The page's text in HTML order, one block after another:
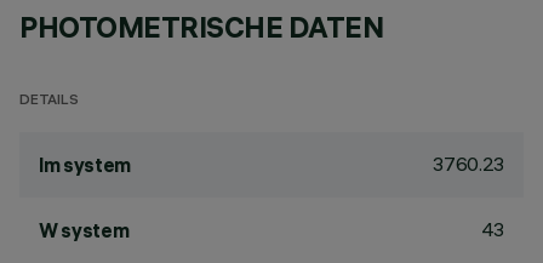
PHOTOMETRISCHE DATEN
DETAILS
lm system 3760.23
W system 43